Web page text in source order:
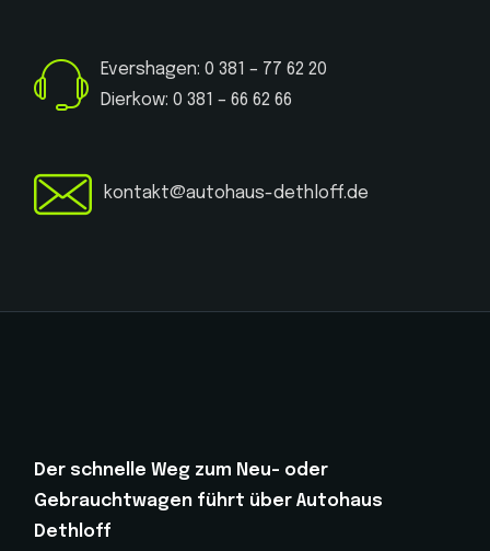
Evershagen: 0 381 – 77 62 20
Dierkow: 0 381 – 66 62 66
kontakt@autohaus-dethloff.de
Der schnelle Weg zum Neu- oder
Gebrauchtwagen führt über Autohaus
Dethloff